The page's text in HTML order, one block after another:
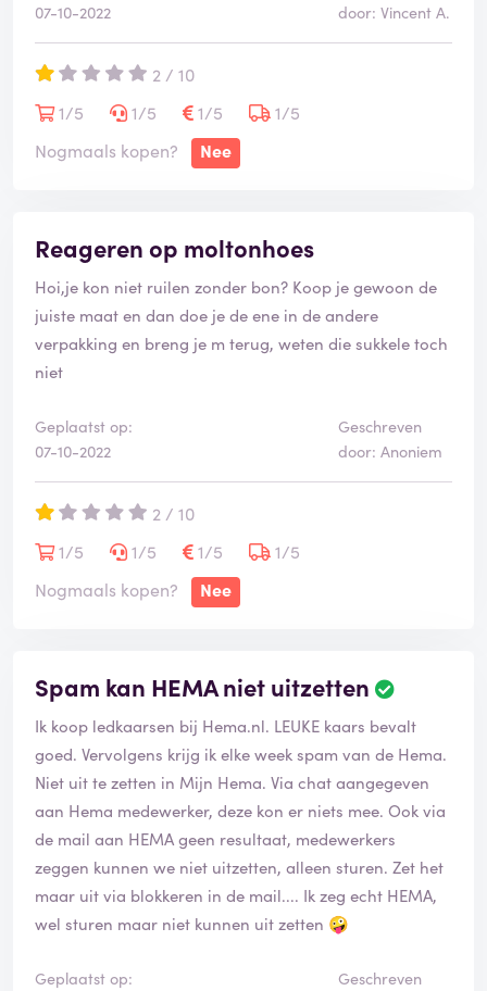
07-10-2022
door: Vincent A.
2 / 10
1/5
1/5 1/5
1/5
Nogmaals kopen?
Nee
Reageren op moltonhoes
Hoi,je kon niet ruilen zonder bon? Koop je gewoon de
juiste maat en dan doe je de ene in de andere
verpakking en breng je m terug, weten die sukkele toch
niet
Geplaatst op:
07-10-2022
Geschreven
door: Anoniem
2 / 10
1/5
1/5 1/5
1/5
Nogmaals kopen?
Nee
Spam kan HEMA niet uitzetten
Ik koop ledkaarsen bij Hema.nl. LEUKE kaars bevalt
goed. Vervolgens krijg ik elke week spam van de Hema.
Niet uit te zetten in Mijn Hema. Via chat aangegeven
aan Hema medewerker, deze kon er niets mee. Ook via
de mail aan HEMA geen resultaat, medewerkers
zeggen kunnen we niet uitzetten, alleen sturen. Zet het
maar uit via blokkeren in de mail.... Ik zeg echt HEMA,
wel sturen maar niet kunnen uit zetten 🤪
Geplaatst op:
Geschreven